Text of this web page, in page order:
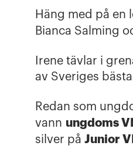
Häng med på
Bianca Salming
Irene tävlar i
av Sveriges
Redan som
vann ungdoms
silver på Junior